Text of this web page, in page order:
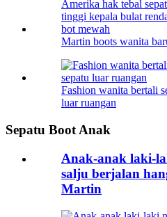
Martin boots wanita
Fashion wanita bertali
luar ruangan
Sepatu Boot Anak
Anak-anak laki-
salju berjalan
Martin